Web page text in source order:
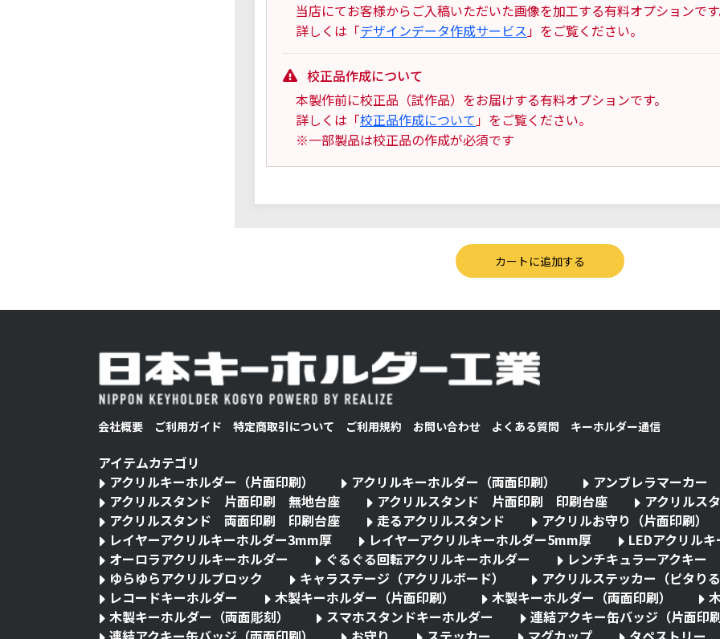
当店にてお客様からご入稿いただいた画像を加工する有料オプションで
詳しくは「デザインデータ作成サービス」をご覧ください。
校正品作成について
本製作前に校正品（試作品）をお届けする有料オプションです。
詳しくは「校正品作成について」をご覧ください。
※一部製品は校正品の作成が必須です
会社概要 ご利用ガイド 特定商取引について ご利用規約 お問い合わせ よくある質問 キーホルダー通信
アイテムカテゴリ
アクリルキーホルダー（片面印刷）
アクリルキーホルダー（両面印刷）
アンブレラマーカー
アクリルスタンド 片面印刷 無地台座
アクリルスタンド 片面印刷 印刷台座
アクリル
アクリルスタンド 両面印刷 印刷台座
走るアクリルスタンド
アクリルお守り（片面印刷）
レイヤーアクリルキーホルダー3mm厚
レイヤーアクリルキーホルダー5mm厚
LEDアクリル
オーロラアクリルキーホルダー
ぐるぐる回転アクリルキーホルダー
レンチキュラーアクキー
ゆらゆらアクリルブロック
キャラステージ（アクリルボード）
アクリルステッカー（ピタり
レコードキーホルダー
木製キーホルダー（片面印刷） 木製キーホルダー（両面印刷）
木製キーホルダー（両面彫刻）
スマホスタンドキーホルダー
連結アクキー缶バッジ（片面印